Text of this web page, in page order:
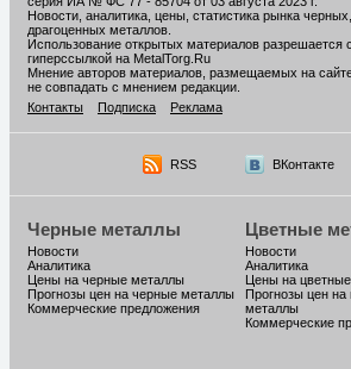
Новости, аналитика, цены, статистика рынка
драгоценных металлов.
Использование открытых материалов разрешается
гиперссылкой на MetalTorg.Ru
Мнение авторов материалов, размещаемых на
не совпадать с мнением редакции.
Контакты
Подписка Реклама
RSS ВКонтакте
Черные металлы
Новости
Аналитика
Цены на черные металлы
Прогнозы цен на черные металлы
Коммерческие предложения
Цветные
Новости
Аналитика
Цены на
Прогнозы цен на
металлы
Коммерческие